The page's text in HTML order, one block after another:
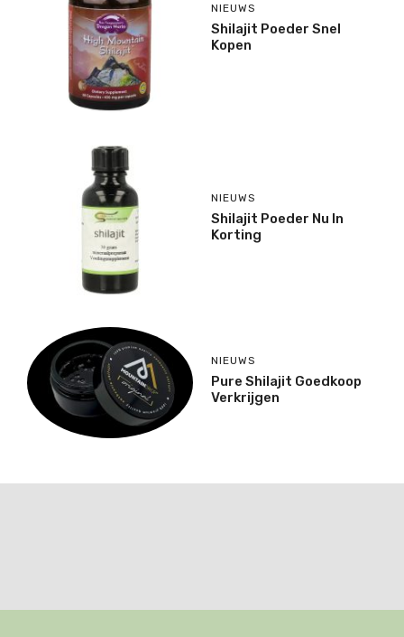
NIEUWS
Shilajit Poeder Snel
Kopen
NIEUWS
Shilajit Poeder Nu In
Korting
NIEUWS
Pure Shilajit Goedkoop
Verkrijgen